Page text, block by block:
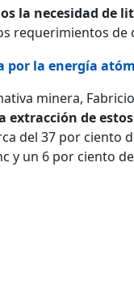
la necesidad de
requerimientos de
por la energía
minera,
de
del 37 por ciento
y un 6 por ciento